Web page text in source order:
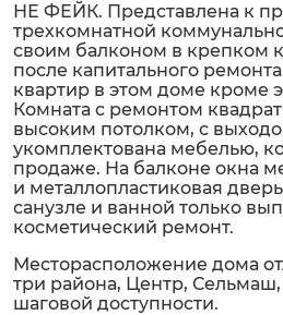
НЕ ФЕЙК. Представлена к
трехкомнатной
своим балконом в крепком
после капитального
квартир в этом доме кроме
Комната с ремонтом
высоким потолком, с
укомплектована мебелью,
продаже. На балконе окна
и металлопластиковая
санузле и ванной только
косметический ремонт.
Месторасположение дома
три района, Центр, Сельмаш,
шаговой доступности.